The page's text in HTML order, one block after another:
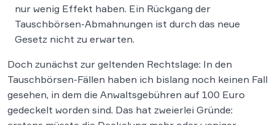
nur wenig Effekt haben. Ein Rückgang der
Tauschbörsen-Abmahnungen ist durch das neue
Gesetz nicht zu erwarten.
Doch zunächst zur geltenden Rechtslage: In den
Tauschbörsen-Fällen haben ich bislang noch keinen Fall
gesehen, in dem die Anwaltsgebühren auf 100 Euro
gedeckelt worden sind. Das hat zweierlei Gründe: